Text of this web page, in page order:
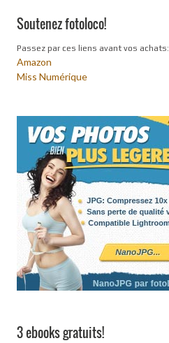
Soutenez fotoloco!
Passez par ces liens avant vos achats:
Amazon
Miss Numérique
3 ebooks gratuits!